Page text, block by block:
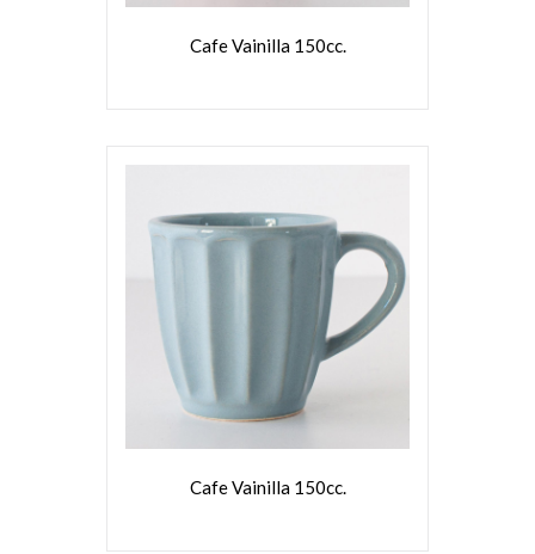
Cafe Vainilla 150cc.
Cafe Vainilla 150cc.